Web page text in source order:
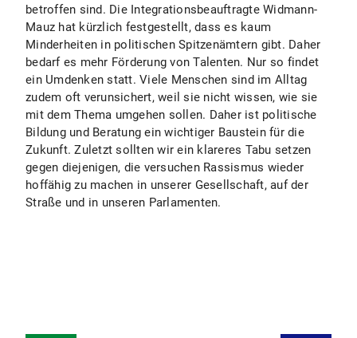
betroffen sind. Die Integrationsbeauftragte Widmann-
Mauz hat kürzlich festgestellt, dass es kaum
Minderheiten in politischen Spitzenämtern gibt. Daher
bedarf es mehr Förderung von Talenten. Nur so findet
ein Umdenken statt. Viele Menschen sind im Alltag
zudem oft verunsichert, weil sie nicht wissen, wie sie
mit dem Thema umgehen sollen. Daher ist politische
Bildung und Beratung ein wichtiger Baustein für die
Zukunft. Zuletzt sollten wir ein klareres Tabu setzen
gegen diejenigen, die versuchen Rassismus wieder
hoffähig zu machen in unserer Gesellschaft, auf der
Straße und in unseren Parlamenten.